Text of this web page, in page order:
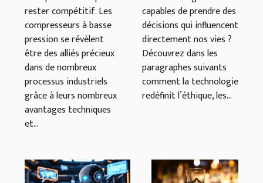
rester compétitif. Les
compresseurs à basse
pression se révèlent
être des alliés précieux
dans de nombreux
processus industriels
grâce à leurs nombreux
avantages techniques
et...
capables de prendre des
décisions qui influencent
directement nos vies ?
Découvrez dans les
paragraphes suivants
comment la technologie
redéfinit l’éthique, les...